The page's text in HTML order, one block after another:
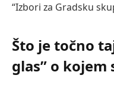
“Izbori za Gradsku
Što je točno
glas” o kojem